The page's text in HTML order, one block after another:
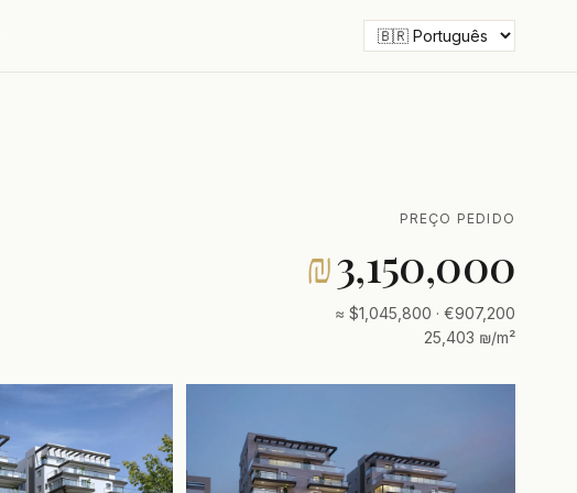
PREÇO PEDIDO
₪3,150,000
≈ $1,045,800 · €907,200
25,403 ₪/m²